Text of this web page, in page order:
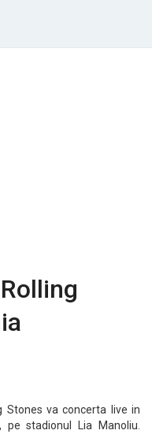
Stones va concerta live in
stadionul Lia Manoliu.